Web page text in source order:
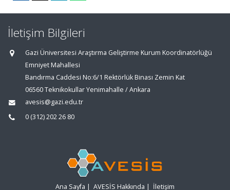
İletişim Bilgileri
Gazi Üniversitesi Araştırma Geliştirme Kurum Koordinatörlüğü
Emniyet Mahallesi
Bandırma Caddesi No:6/1 Rektörlük Binası Zemin Kat
06560 Teknikokullar Yenimahalle / Ankara
avesis@gazi.edu.tr
0 (312) 202 26 80
Ana Sayfa | AVESİS Hakkında | İletişim